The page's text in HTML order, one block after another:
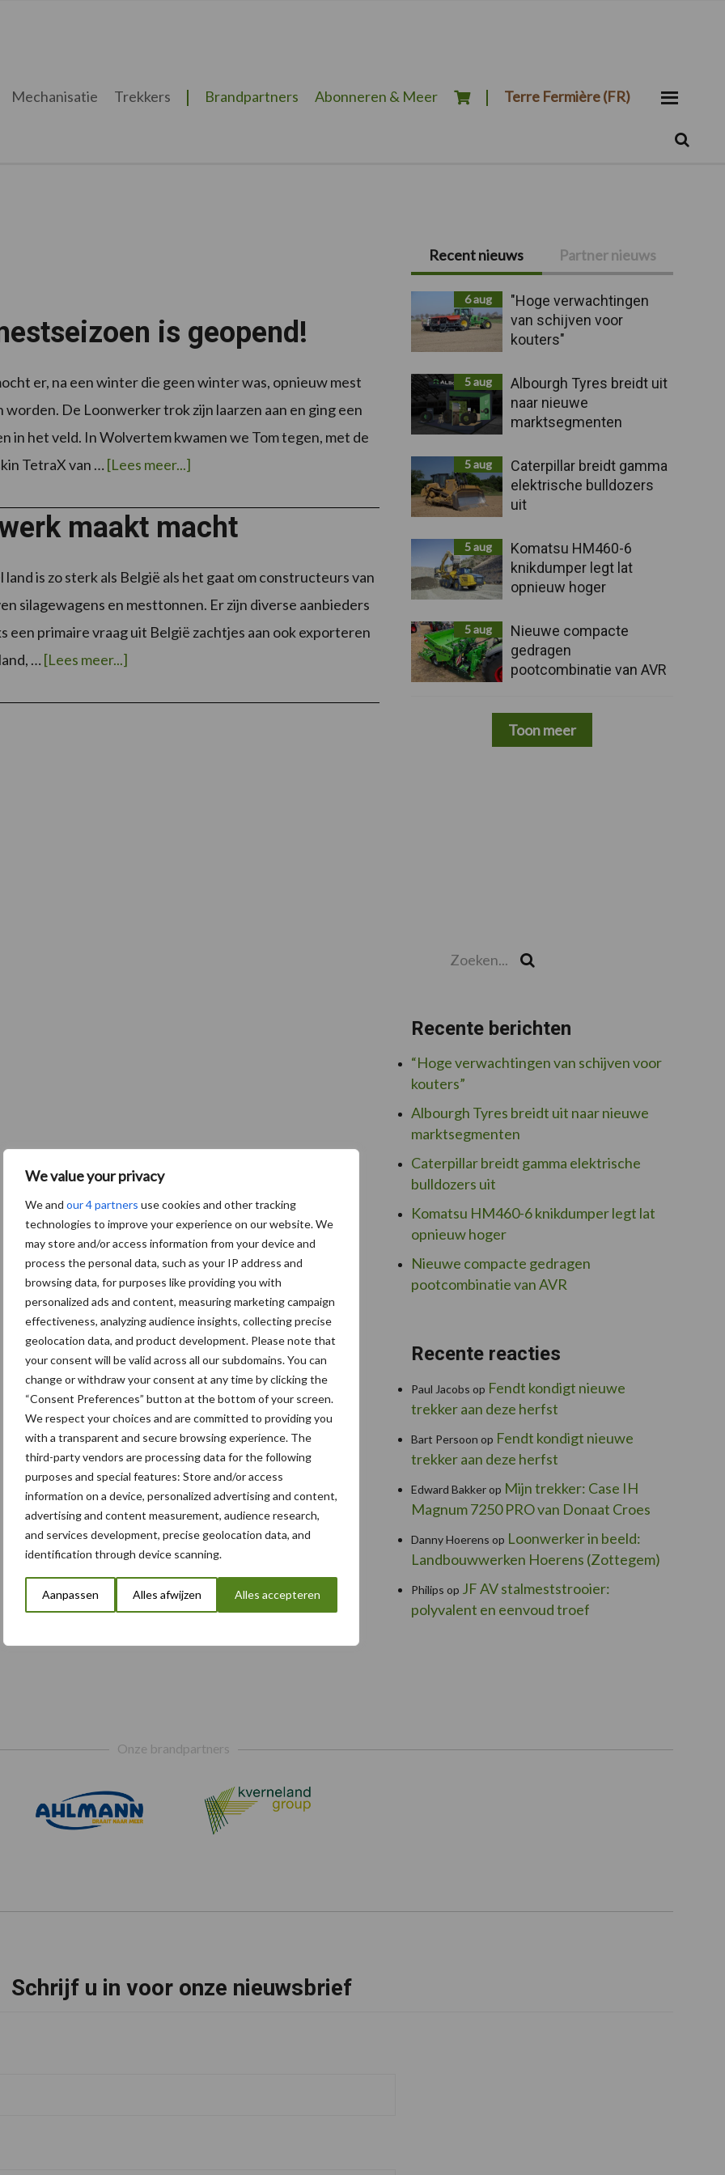
We value your privacy
We and our 4 partners use cookies and other tracking
technologies to improve your experience on our website. We
may store and/or access information from your device and
process the personal data, such as your IP address and
browsing data, for purposes like providing you with
personalized ads and content, measuring marketing campaign
effectiveness, analyzing audience insights, collecting precise
geolocation data, and product development. Please note that
your consent will be valid across all our subdomains. You can
change or withdraw your consent at any time by clicking the
“Consent Preferences” button at the bottom of your screen.
We respect your choices and are committed to providing you
with a transparent and secure browsing experience. The
third-party vendors are processing data for the following
purposes and special features: Store and/or access
information on a device, personalized advertising and content,
advertising and content measurement, audience research,
and services development, precise geolocation data, and
identification through device scanning.
Aanpassen Alles afwijzen Alles accepteren
Mechanisatie Trekkers Brandpartners Abonneren & Meer Terre Fermière (FR)
is geopend!
er, na een winter die geen winter was, opnieuw mest
De Loonwerker trok zijn laarzen aan en ging een
in het veld. In Wolvertem kwamen we Tom tegen, met de
TetraX van … [Lees meer...]overHet
mestseizoen
maakt macht
land is zo sterk als België als het gaat om constructeurs van
silagewagens en mesttonnen. Er zijn diverse aanbieders
een primaire vraag uit België zachtjes aan ook exporteren
… [Lees meer...]overMaatwerk
maakt
Primaire
Sidebar
Recent nieuws Partner nieuws
6 aug
"Hoge verwachtingen
van schijven voor
kouters"
5 aug
Albourgh Tyres breidt uit
naar nieuwe
marktsegmenten
5 aug
Caterpillar breidt gamma
elektrische bulldozers
uit
5 aug
Komatsu HM460-6
knikdumper legt lat
opnieuw hoger
5 aug
Nieuwe compacte
gedragen
pootcombinatie van AVR
Toon meer
Recente berichten
“Hoge verwachtingen van schijven voor
kouters”
Albourgh Tyres breidt uit naar nieuwe
marktsegmenten
Caterpillar breidt gamma elektrische
bulldozers uit
Komatsu HM460-6 knikdumper legt lat
opnieuw hoger
Nieuwe compacte gedragen
pootcombinatie van AVR
Recente reacties
Paul Jacobs op Fendt kondigt nieuwe
trekker aan deze herfst
Bart Persoon op Fendt kondigt nieuwe
trekker aan deze herfst
Edward Bakkerop Mijn trekker: Case IH
Magnum 7250 PRO van Donaat Croes
Danny Hoerens op Loonwerker in beeld:
Landbouwwerken Hoerens (Zottegem)
Philips op JF AV stalmeststrooier:
polyvalent en eenvoud troef
Onze brandpartners
Schrijf u in voor onze nieuwsbrief